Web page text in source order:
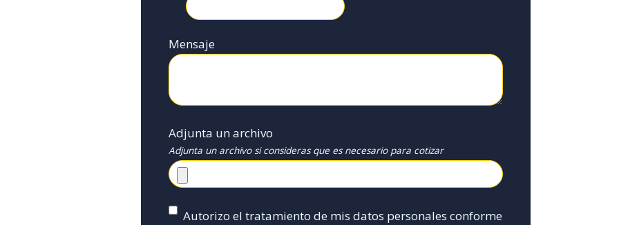
Mensaje
Adjunta un archivo
Adjunta un archivo si consideras que es necesario para cotizar
Autorizo el tratamiento de mis datos personales conforme